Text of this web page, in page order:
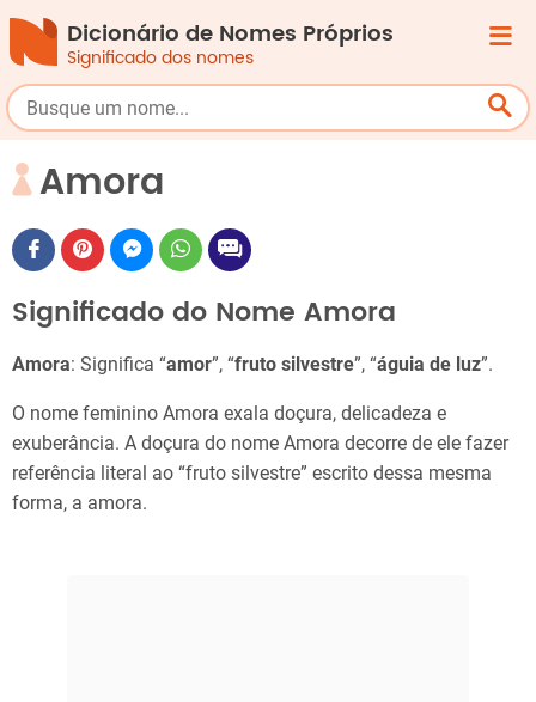
Dicionário de Nomes Próprios
Significado dos nomes
Amora
Significado do Nome Amora
Amora: Significa “amor”, “fruto silvestre”, “águia de luz”.
O nome feminino Amora exala doçura, delicadeza e
exuberância. A doçura do nome Amora decorre de ele fazer
referência literal ao “fruto silvestre” escrito dessa mesma
forma, a amora.